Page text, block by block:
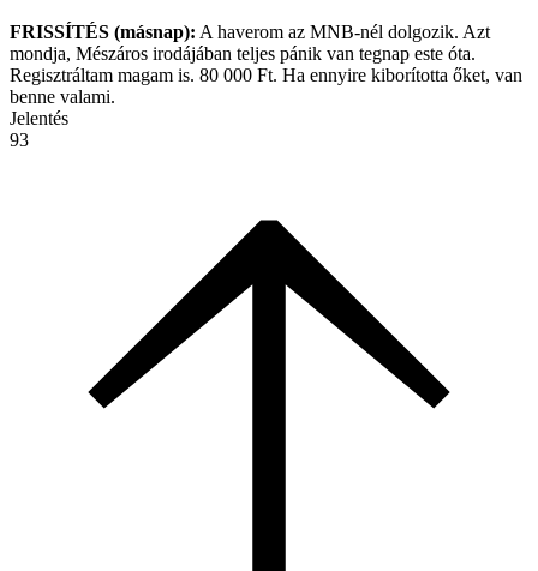
FRISSÍTÉS (másnap): A haverom az MNB-nél dolgozik. Azt
mondja, Mészáros irodájában teljes pánik van tegnap este óta.
Regisztráltam magam is. 80 000 Ft. Ha ennyire kiborította őket, van
benne valami.
Jelentés
93